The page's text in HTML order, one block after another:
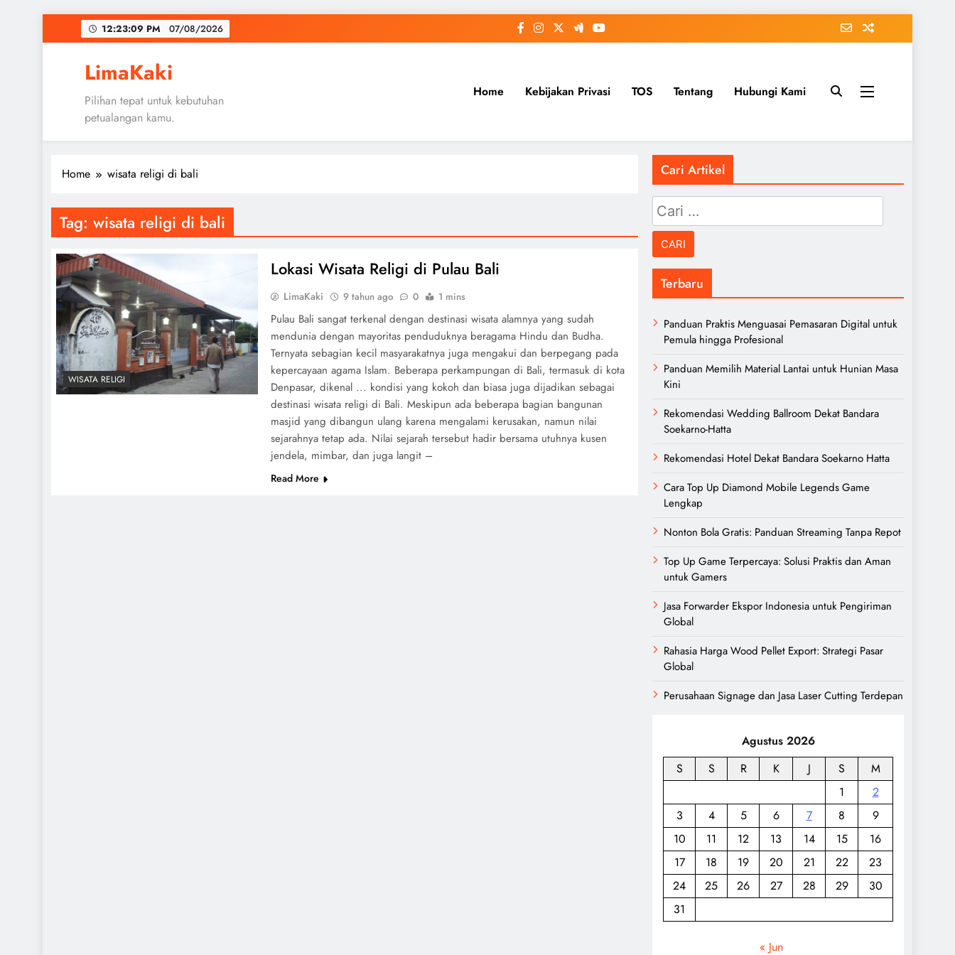
to
12:23:09 PM 07/08/2026
LimaKaki
Pilihan tepat untuk kebutuhan
petualangan kamu.
Home Kebijakan Privasi TOS Tentang Hubungi Kami
Home wisata religi di bali
Tag: wisata religi di bali
WISATA RELIGI
Lokasi Wisata Religi di Pulau Bali
LimaKaki 9 tahun ago 0 1 mins
Pulau Bali sangat terkenal dengan destinasi wisata alamnya yang sudah
mendunia dengan mayoritas penduduknya beragama Hindu dan Budha.
Ternyata sebagian kecil masyarakatnya juga mengakui dan berpegang pada
kepercayaan agama Islam. Beberapa perkampungan di Bali, termasuk di kota
Denpasar, dikenal ... kondisi yang kokoh dan biasa juga dijadikan sebagai
destinasi wisata religi di Bali. Meskipun ada beberapa bagian bangunan
masjid yang dibangun ulang karena mengalami kerusakan, namun nilai
sejarahnya tetap ada. Nilai sejarah tersebut hadir bersama utuhnya kusen
jendela, mimbar, dan juga langit –
Read More
Cari Artikel
Cari
untuk:
Terbaru
Panduan Praktis Menguasai Pemasaran Digital untuk
Pemula hingga Profesional
Panduan Memilih Material Lantai untuk Hunian Masa
Kini
Rekomendasi Wedding Ballroom Dekat Bandara
Soekarno-Hatta
Rekomendasi Hotel Dekat Bandara Soekarno Hatta
Cara Top Up Diamond Mobile Legends Game
Lengkap
Nonton Bola Gratis: Panduan Streaming Tanpa Repot
Top Up Game Terpercaya: Solusi Praktis dan Aman
untuk Gamers
Jasa Forwarder Ekspor Indonesia untuk Pengiriman
Global
Rahasia Harga Wood Pellet Export: Strategi Pasar
Global
Perusahaan Signage dan Jasa Laser Cutting Terdepan
Agustus 2026
S
S R K J S
M
1
2
3
4 5 6 7 8
9
10
11 12 13 14 15
16
17
18 19 20 21 22
23
24
25 26 27 28 29
30
31
« Jun